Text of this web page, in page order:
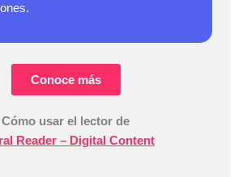
Conoce más
Cómo usar el lector de
Reader – Digital Content